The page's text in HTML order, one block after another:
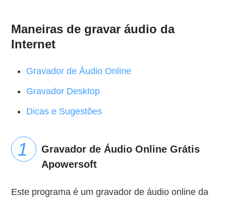
Maneiras de gravar áudio da
Internet
Gravador de Áudio Online
Gravador Desktop
Dicas e Sugestões
Gravador de Áudio Online Grátis
Apowersoft
Este programa é um gravador de áudio online da